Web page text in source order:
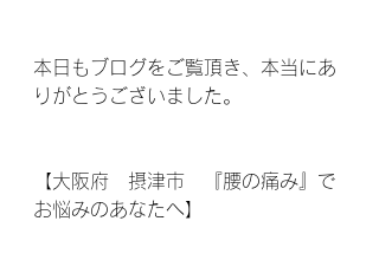
本日もブログをご覧頂き、本当にあ
りがとうございました。
【大阪府　摂津市　『腰の痛み』で
お悩みのあなたへ】